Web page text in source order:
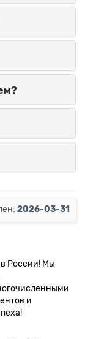
2026-03-31
России! Мы
и